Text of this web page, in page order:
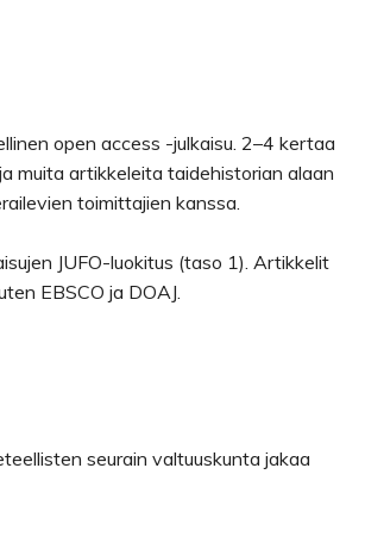
open access -julkaisu. 2–4 kertaa
muita artikkeleita taidehistorian alaan
toimittajien kanssa.
JUFO-luokitus (taso 1). Artikkelit
EBSCO ja DOAJ.
seurain valtuuskunta jakaa